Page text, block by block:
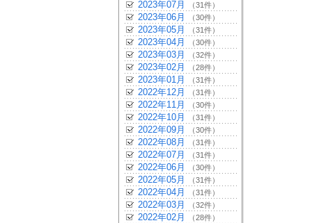
2023年07月 （31件）
2023年06月 （30件）
2023年05月 （31件）
2023年04月 （30件）
2023年03月 （32件）
2023年02月 （28件）
2023年01月 （31件）
2022年12月 （31件）
2022年11月 （30件）
2022年10月 （31件）
2022年09月 （30件）
2022年08月 （31件）
2022年07月 （31件）
2022年06月 （30件）
2022年05月 （31件）
2022年04月 （31件）
2022年03月 （32件）
2022年02月 （28件）